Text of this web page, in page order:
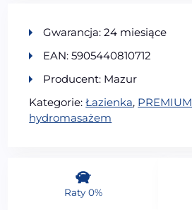
Gwarancja: 24 miesiące
EAN: 5905440810712
Producent: Mazur
Kategorie:Łazienka, PREMIUM
hydromasażem
Raty 0%